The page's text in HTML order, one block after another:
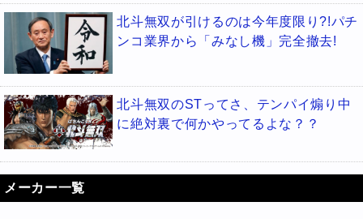
北斗無双が引けるのは今年度限り?!パチ
ンコ業界から「みなし機」完全撤去!
北斗無双のSTってさ、テンパイ煽り中
に絶対裏で何かやってるよな？？
メーカー一覧